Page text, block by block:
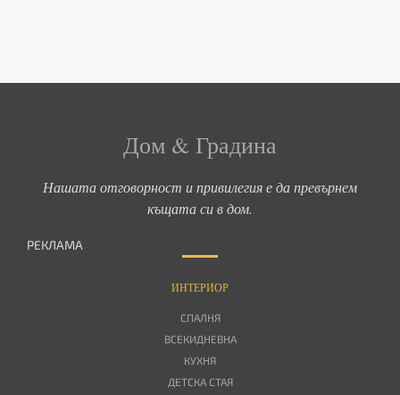
Дом & Градина
Нашата отговорност и привилегия е да превърнем
къщата си в дом.
РЕКЛАМА
ИНТЕРИОР
СПАЛНЯ
ВСЕКИДНЕВНА
КУХНЯ
ДЕТСКА СТАЯ